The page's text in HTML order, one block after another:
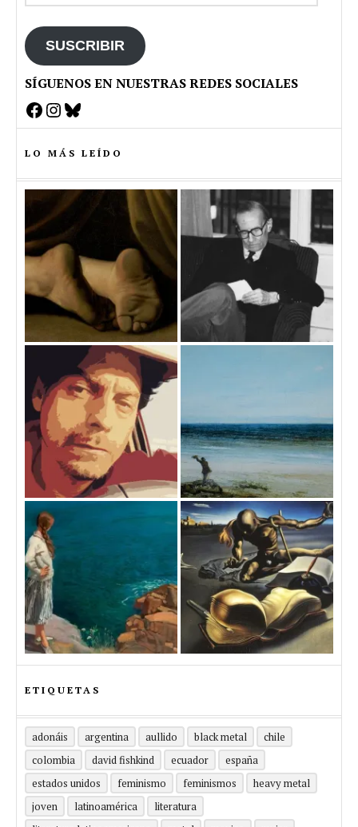
SUSCRIBIR
SÍGUENOS EN NUESTRAS REDES SOCIALES
Facebook
Instagram
Bluesky
LO MÁS LEÍDO
ETIQUETAS
adonáis argentina aullido black metal
chile
colombia
david fishkind ecuador
españa
estados unidos
feminismo feminismos
heavy metal
joven
latinoamérica
literatura